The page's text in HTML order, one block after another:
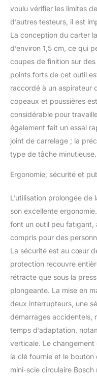
voulu vérifier les limites
d’autres testeurs, il est
La conception du carter
d’environ 1,5 cm, ce qui
coupes de finition sur des
points forts de cet outil
raccordé à un aspirateur
copeaux et poussières
considérable pour
également fait un essai
joint de carrelage ; la
type de tâche minutieuse.
Ergonomie, sécurité et
L’utilisation prolongée de
son excellente
font un outil peu fatigant,
compris pour des
La sécurité est au cœur
protection recouvre
rétracte que sous la
plongeante. La mise en
deux interrupteurs, une
démarrages accidentels,
temps d’adaptation,
verticale. Le changement
la clé fournie et le
mini-scie circulaire